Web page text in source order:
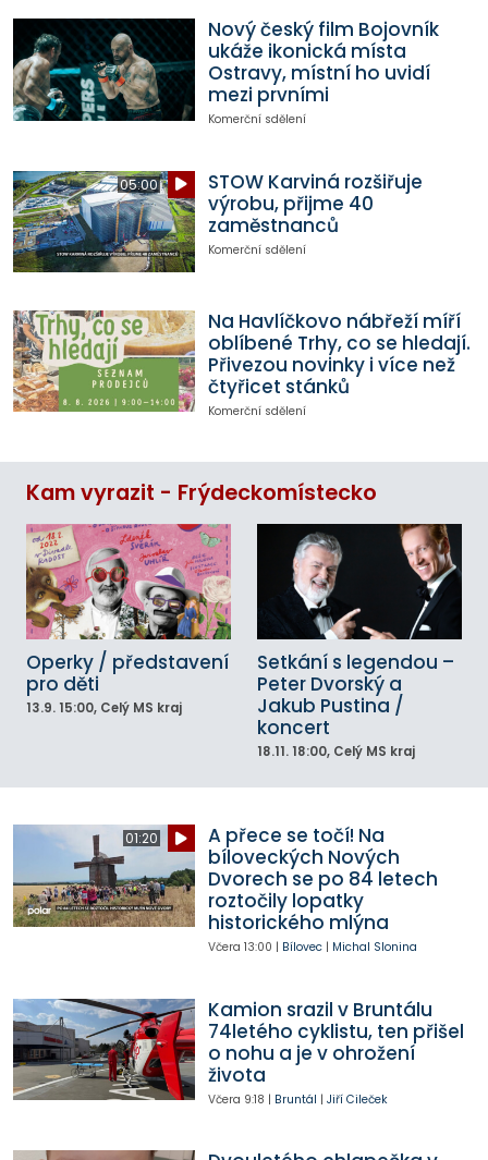
Nový český film Bojovník
ukáže ikonická místa
Ostravy, místní ho uvidí
mezi prvními
Komerční sdělení
05:00
STOW Karviná rozšiřuje
výrobu, přijme 40
zaměstnanců
Komerční sdělení
Na Havlíčkovo nábřeží míří
oblíbené Trhy, co se hledají.
Přivezou novinky i více než
čtyřicet stánků
Komerční sdělení
Kam vyrazit - Frýdeckomístecko
Operky / představení
pro děti
13.9. 15:00, Celý MS kraj
Setkání s legendou –
Peter Dvorský a
Jakub Pustina /
koncert
18.11. 18:00, Celý MS kraj
01:20
A přece se točí! Na
bíloveckých Nových
Dvorech se po 84 letech
roztočily lopatky
historického mlýna
Včera 13:00 | Bílovec| Michal Slonina
Kamion srazil v Bruntálu
74letého cyklistu, ten přišel
o nohu a je v ohrožení
života
Včera 9:18 | Bruntál | Jiří Cileček